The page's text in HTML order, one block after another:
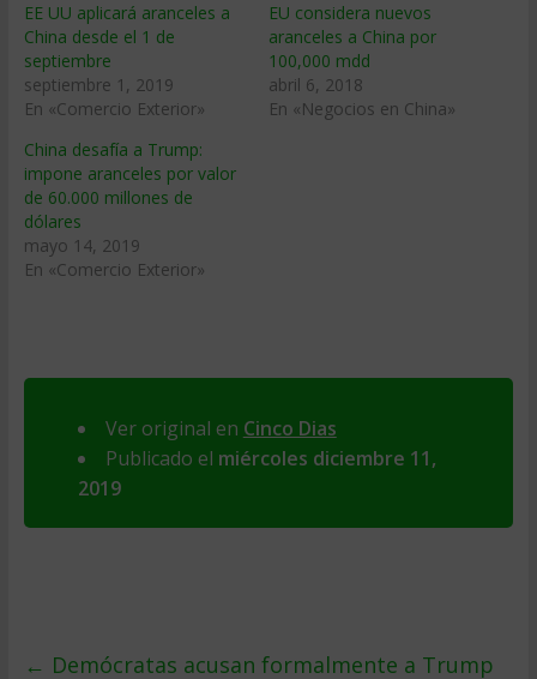
EE UU aplicará aranceles a
China desde el 1 de
septiembre
septiembre 1, 2019
En «Comercio Exterior»
EU considera nuevos
aranceles a China por
100,000 mdd
abril 6, 2018
En «Negocios en China»
China desafía a Trump:
impone aranceles por valor
de 60.000 millones de
dólares
mayo 14, 2019
En «Comercio Exterior»
Ver original en Cinco Dias
Publicado el miércoles diciembre 11,
2019
← Demócratas acusan formalmente a Trump